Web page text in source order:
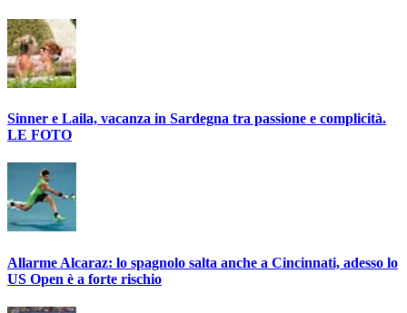
Sinner e Laila, vacanza in Sardegna tra passione e complicità.
LE FOTO
Allarme Alcaraz: lo spagnolo salta anche a Cincinnati, adesso lo
US Open è a forte rischio